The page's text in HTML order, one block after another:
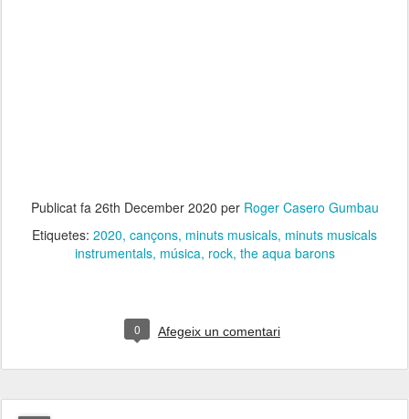
Publicat fa 26th December 2020 per Roger Casero Gumbau
Etiquetes: 2020 cançons minuts musicals minuts musicals
instrumentals música rock the aqua barons
0 Afegeix un comentari